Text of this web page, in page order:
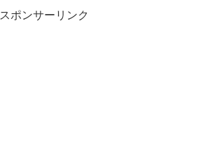
スポンサーリンク